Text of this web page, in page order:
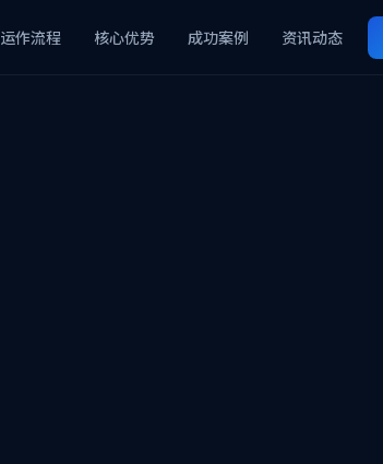
运作流程 核心优势 成功案例 资讯动态